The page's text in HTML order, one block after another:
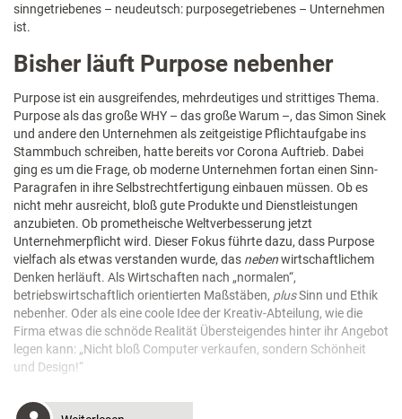
sinngetriebenes – neudeutsch: purposegetriebenes – Unternehmen
ist.
Bisher läuft Purpose nebenher
Purpose ist ein ausgreifendes, mehrdeutiges und strittiges Thema.
Purpose als das große WHY – das große Warum –, das Simon Sinek
und andere den Unternehmen als zeitgeistige Pflichtaufgabe ins
Stammbuch schreiben, hatte bereits vor Corona Auftrieb. Dabei
ging es um die Frage, ob moderne Unternehmen fortan einen Sinn-
Paragrafen in ihre Selbstrechtfertigung einbauen müssen. Ob es
nicht mehr ausreicht, bloß gute Produkte und Dienstleistungen
anzubieten. Ob prometheische Weltverbesserung jetzt
Unternehmerpflicht wird. Dieser Fokus führte dazu, dass Purpose
vielfach als etwas verstanden wurde, das nebenwirtschaftlichem
Denken herläuft. Als Wirtschaften nach „normalen“,
betriebswirtschaftlich orientierten Maßstäben, plusSinn und Ethik
nebenher. Oder als eine coole Idee der Kreativ-Abteilung, wie die
Firma etwas die schnöde Realität Übersteigendes hinter ihr Angebot
legen kann: „Nicht bloß Computer verkaufen, sondern Schönheit
und Design!“